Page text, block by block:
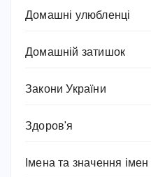
Домашні улюбленці
Домашній затишок
Закони України
Здоров'я
Імена та значення імен